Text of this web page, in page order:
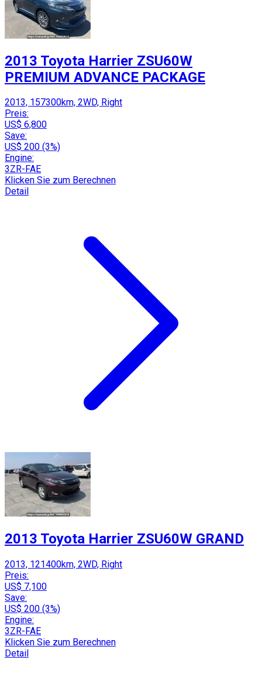
2013 Toyota Harrier ZSU60W
PREMIUM ADVANCE PACKAGE
2013, 157300km, 2WD, Right
Preis:
US$ 6,800
Save:
US$ 200 (3%)
Engine:
3ZR-FAE
Klicken Sie zum Berechnen
Detail
2013 Toyota Harrier ZSU60W GRAND
2013, 121400km, 2WD, Right
Preis:
US$ 7,100
Save:
US$ 200 (3%)
Engine:
3ZR-FAE
Klicken Sie zum Berechnen
Detail